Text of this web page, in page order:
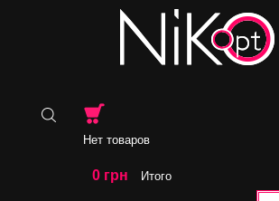
Нет товаров
0 грн Итого